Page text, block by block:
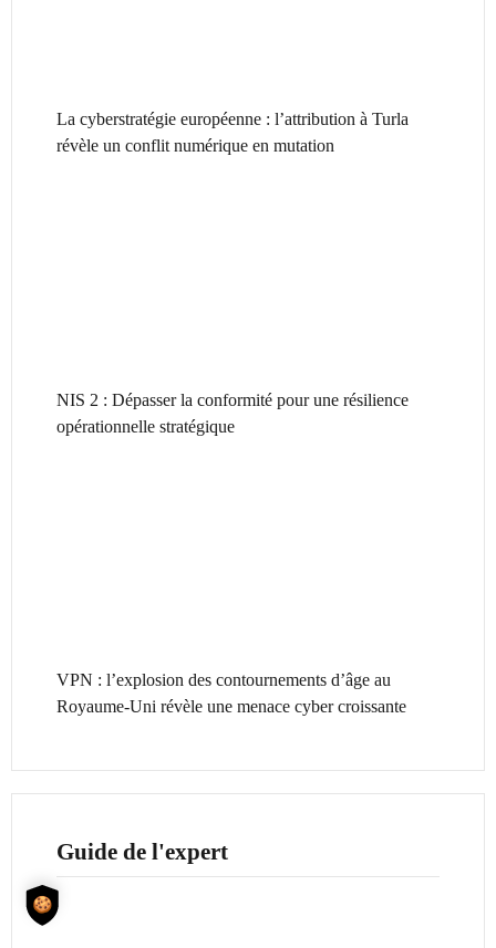
La cyberstratégie européenne : l’attribution à Turla
révèle un conflit numérique en mutation
NIS 2 : Dépasser la conformité pour une résilience
opérationnelle stratégique
VPN : l’explosion des contournements d’âge au
Royaume-Uni révèle une menace cyber croissante
Guide de l'expert